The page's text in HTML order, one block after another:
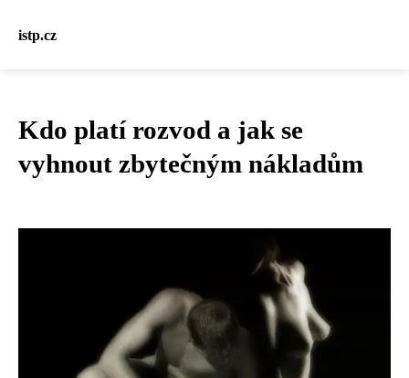
istp.cz
Kdo platí rozvod a jak se
vyhnout zbytečným nákladům